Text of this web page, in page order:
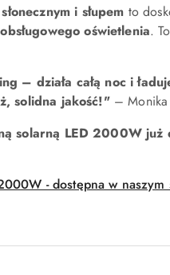
i słupem to
oświetlenia.
– działa całą noc i
solidna jakość!"– Monika
solarną LED 2000W już
- dostępna w naszym